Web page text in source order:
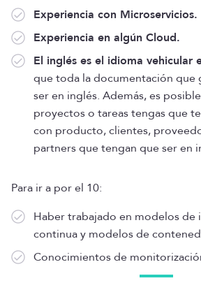
Experiencia con Microservicios.
Experiencia en algún Cloud.
El inglés es el idioma vehicular
que toda la documentación que
ser en inglés. Además, es
proyectos o tareas tengas que
con producto, clientes,
partners que tengan que ser en
Para ir a por el 10:
Haber trabajado en modelos de
continua y modelos de
Conocimientos de